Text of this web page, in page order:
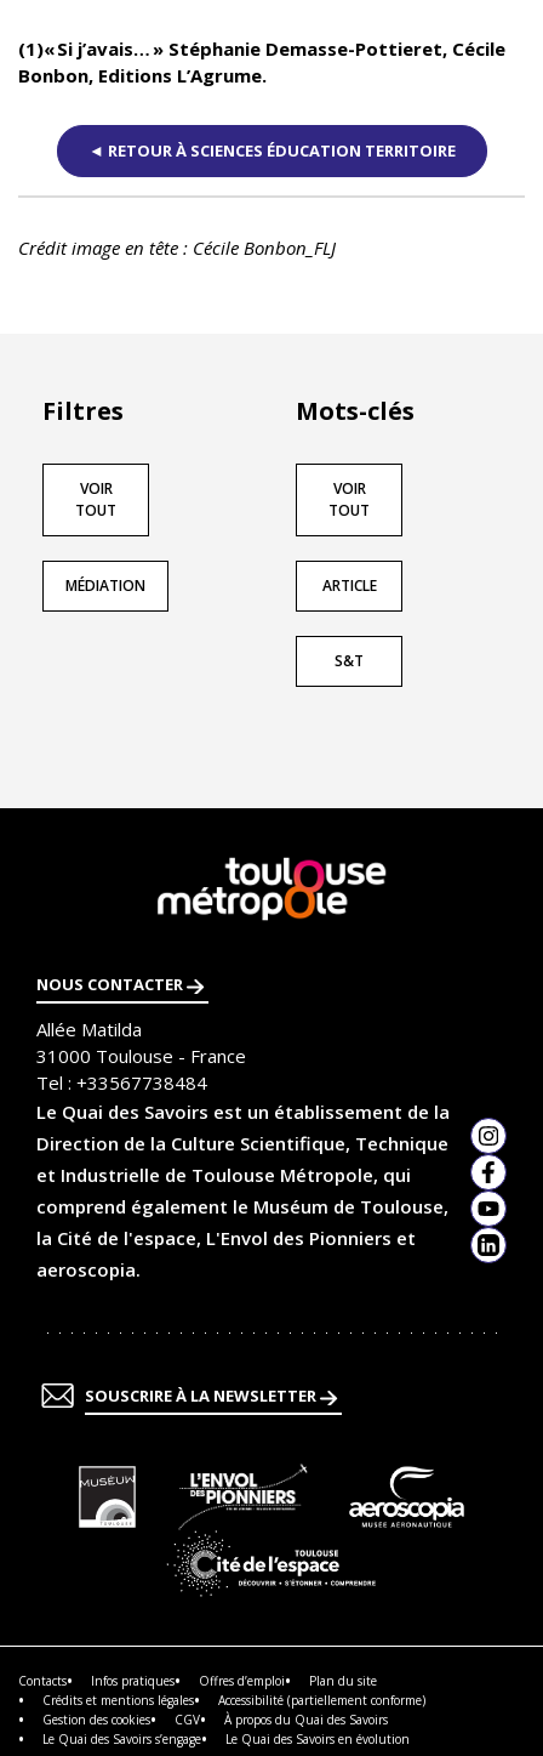
(1)« Si j’avais… » Stéphanie Demasse-Pottieret, Cécile
Bonbon, Editions L’Agrume.
◄ RETOUR À SCIENCES ÉDUCATION TERRITOIRE
Crédit image en tête : Cécile Bonbon_FLJ
Filtres
VOIR
TOUT
MÉDIATION
Mots-clés
VOIR
TOUT
ARTICLE
S&T
En
savoir
plus
NOUS CONTACTER
Allée Matilda
31000 Toulouse - France
Tel : +33567738484
Le Quai des Savoirs est un établissement de la
Direction de la Culture Scientifique, Technique
et Industrielle de Toulouse Métropole, qui
comprend également le Muséum de Toulouse,
la Cité de l'espace, L'Envol des Pionniers et
aeroscopia.
SOUSCRIRE À LA NEWSLETTER
En
savoir
plus
Contacts Infos pratiques Offres d’emploi
Plan du site
Crédits et mentions légales
Accessibilité (partiellement conforme)
Gestion des cookies
CGV
À propos du Quai des Savoirs
Le Quai des Savoirs s’engage
Le Quai des Savoirs en évolution